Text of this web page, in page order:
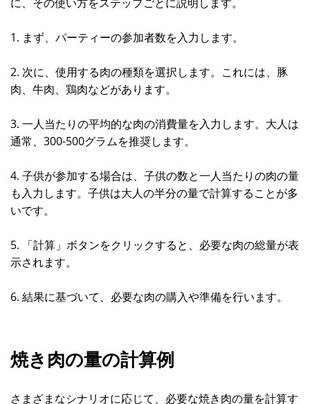
1. まず、パーティーの参加者数を入力します。
2. 次に、使用する肉の種類を選択します。これには、豚
肉、牛肉、鶏肉などがあります。
3. 一人当たりの平均的な肉の消費量を入力します。大人は
通常、300-500グラムを推奨します。
4. 子供が参加する場合は、子供の数と一人当たりの肉の量
も入力します。子供は大人の半分の量で計算することが多
いです。
5. 「計算」ボタンをクリックすると、必要な肉の総量が表
示されます。
6. 結果に基づいて、必要な肉の購入や準備を行います。
焼き肉の量の計算例
さまざまなシナリオに応じて、必要な焼き肉の量を計算す